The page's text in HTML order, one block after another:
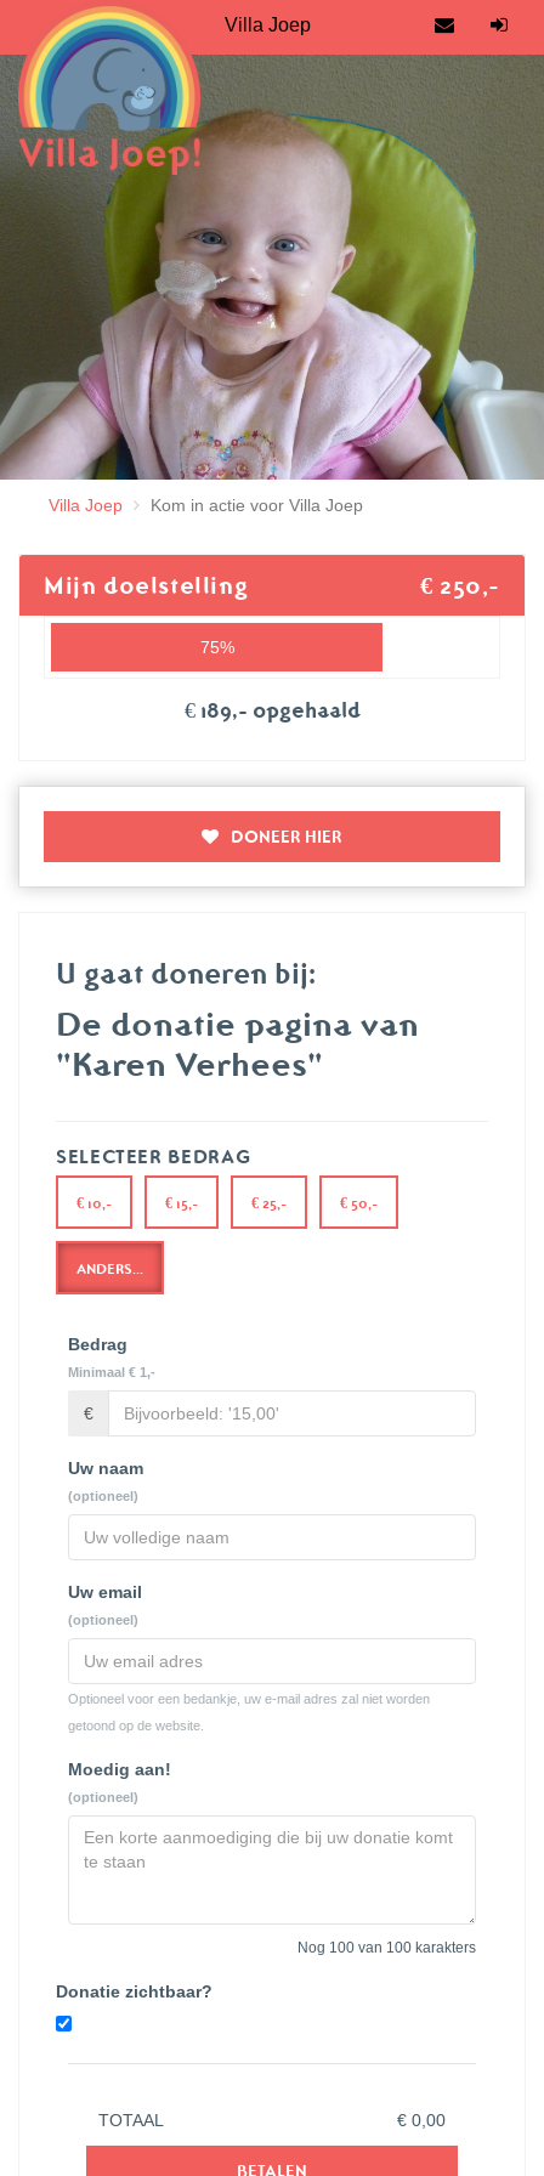
Villa Joep
Villa Joep Kom in actie voor Villa Joep
Mijn doelstelling € 250,-
75%
€ 189,- opgehaald
DONEER HIER
U gaat doneren bij:
De donatie pagina van
"Karen Verhees"
SELECTEER BEDRAG
€ 10,- € 15,- € 25,- € 50,-
ANDERS...
Bedrag
Minimaal € 1,-
€
Uw naam
(optioneel)
Uw email
(optioneel)
Optioneel voor een bedankje, uw e-mail adres zal niet worden
getoond op de website.
Moedig aan!
(optioneel)
Nog 100 van 100 karakters
Donatie zichtbaar?
TOTAAL € 0,00
BETALEN